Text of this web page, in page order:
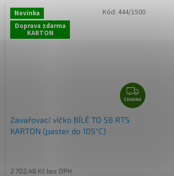
Novinka
Doprava zdarma
KARTON
Z
D
ZDARMA
Zavařovací víčko BÍLÉ TO 58 RTS
KARTON (paster do 105°C)
2 702,48 Kč bez DPH
Kód: 444/1500